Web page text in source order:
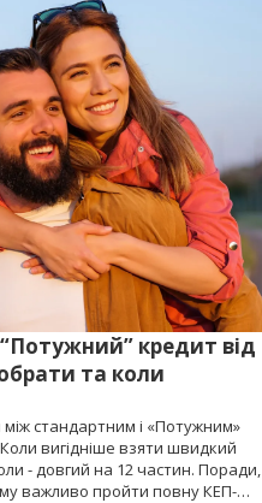
кредит від
та коли
між стандартним і «Потужним»
вигідніше взяти швидкий
- довгий на 12 частин. Поради,
важливо пройти повну КЕП-